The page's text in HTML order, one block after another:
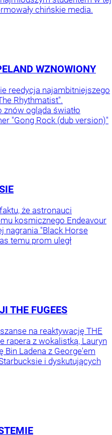
chińskie media.
WZNOWIONY
reedycja najambitniejszego
Rhythmatist".
ogląda światło
"Gong Rock (dub version)"
że astronauci
kosmicznego Endeavour
nagrania "Black Horse
temu prom uległ
THE FUGEES
na reaktywację THE
rapera z wokalistką, Lauryn
Bin Ladena z George'em
i dyskutujących